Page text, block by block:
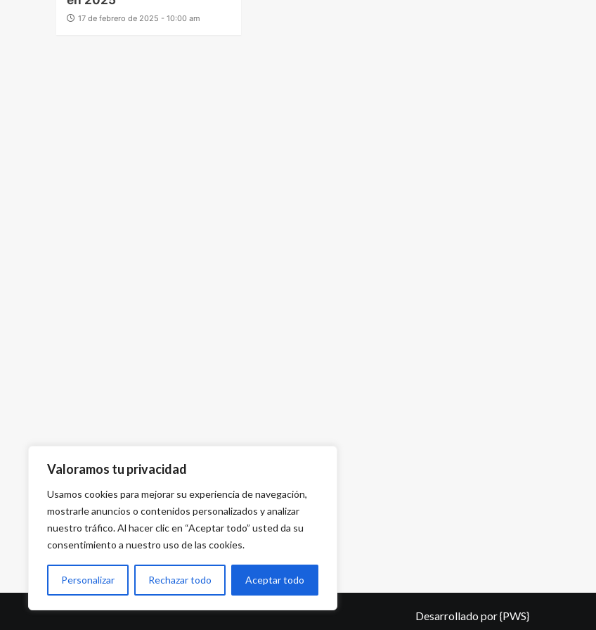
Valoramos tu privacidad
Usamos cookies para mejorar su experiencia de navegación,
mostrarle anuncios o contenidos personalizados y analizar
nuestro tráfico. Al hacer clic en “Aceptar todo” usted da su
consentimiento a nuestro uso de las cookies.
Personalizar Rechazar todo Aceptar todo
17 de febrero de 2025 - 10:00 am
Desarrollado por{PWS}